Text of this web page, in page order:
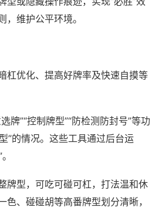
维护公平环境。
杠优化、提高好牌率及快速自摸等
”“控制牌型”“防检测防封号”等功
”的情况。这些工具通过后台运
牌型，可吃可碰可杠，打法温和休
、碰碰胡等高番牌型划分清晰，